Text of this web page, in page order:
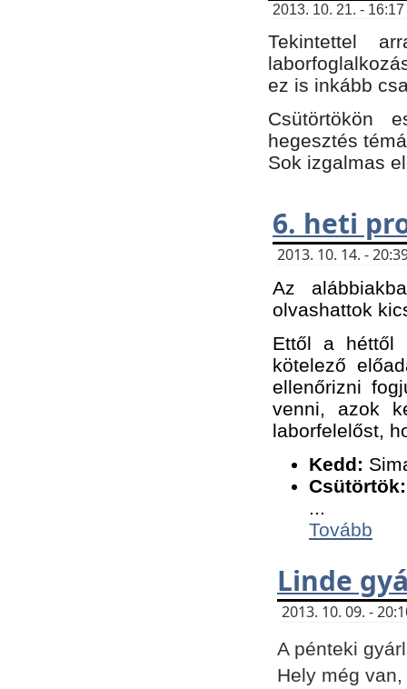
2013. 10. 21. -
Tekintettel
ez is inkább
Csütörtökön
hegesztés
Sok izgalmas
6. heti
2013. 10. 14. -
Az
olvashattok
Ettől a héttől
kötelező
ellenőrizni
venni, azok
laborfelelőst,
Kedd:
Csütörtök:
...
Tovább
Linde
2013. 10. 09. -
A pénteki
Hely még